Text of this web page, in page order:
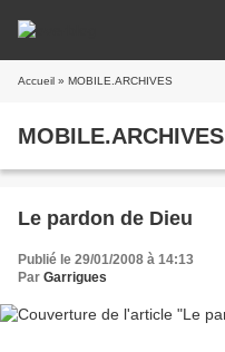
Accueil » MOBILE.ARCHIVES
MOBILE.ARCHIVES
Le pardon de Dieu
Publié le 29/01/2008 à 14:13
Par Garrigues